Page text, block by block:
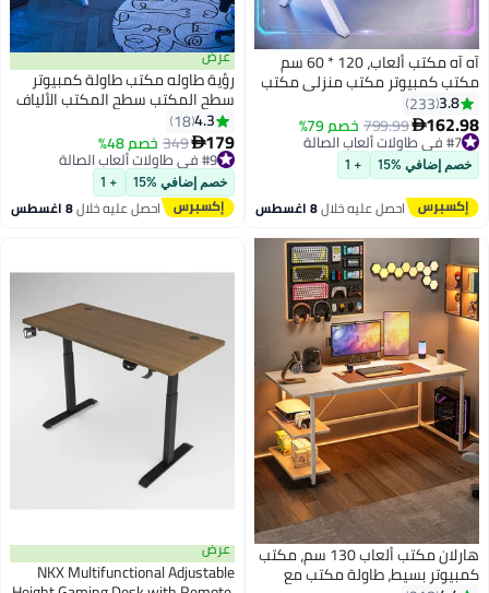
آه آه مكتب ألعاب، 120 * 60 سم
مكتب كمبيوتر مكتب منزلي مكتب
كبير جدًا طاولة حديثة مريحة محطة
عمل للألعاب (جديد أبيض،
120x60x75 سم)
3.8
233
162.98
799.99خصم 79%
#7 في طاولات ألعاب الصالة
#7 في طاولات ألعاب الصالة
خصم إضافي %15 + 1
احصل عليه خلال8 اغسطس
عرض
رؤية طاوله مكتب طاولة كمبيوتر
سطح المكتب سطح المكتب الألياف
مكتب مع سماعة رأس كوب هوك
الأسود
4.3
18
179
349 خصم 48% #9 في طاولات ألعاب الصالة
توصيل مجاني
#9 في طاولات ألعاب الصالة
خصم إضافي %15 + 1
احصل عليه خلال8 اغسطس
هارلان مكتب ألعاب 130 سم، مكتب
كمبيوتر بسيط، طاولة مكتب مع
عرض
NKX Multifunctional Adjustable